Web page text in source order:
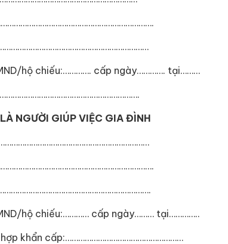
hộ chiếu:…………. cấp ngày…………. tại………
NGƯỜI GIÚP VIỆC GIA ĐÌNH
hộ chiếu:………… cấp ngày……… tại…………..
hợp khẩn cấp:………………………………………………